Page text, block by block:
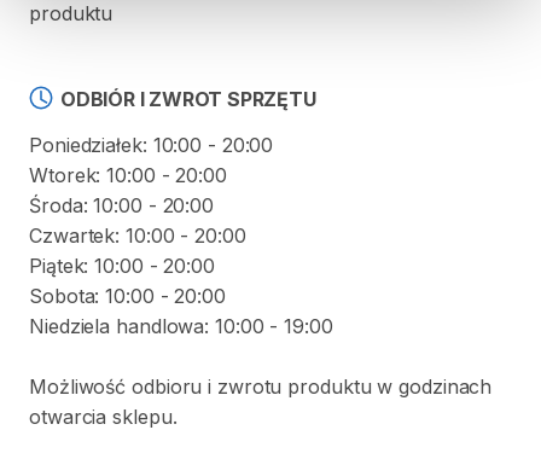
produktu
ODBIÓR I ZWROT SPRZĘTU
Poniedziałek: 10:00 - 20:00
Wtorek: 10:00 - 20:00
Środa: 10:00 - 20:00
Czwartek: 10:00 - 20:00
Piątek: 10:00 - 20:00
Sobota: 10:00 - 20:00
Niedziela handlowa: 10:00 - 19:00
Możliwość odbioru i zwrotu produktu w godzinach
otwarcia sklepu.